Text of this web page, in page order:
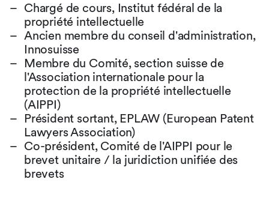
Chargé de cours, Institut fédéral de la
propriété intellectuelle
Ancien membre du conseil d'administration,
Innosuisse
Membre du Comité, section suisse de
l'Association internationale pour la
protection de la propriété intellectuelle
(AIPPI)
Président sortant, EPLAW (European Patent
Lawyers Association)
Co-président, Comité de l'AIPPI pour le
brevet unitaire / la juridiction unifiée des
brevets